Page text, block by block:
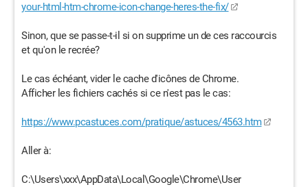
your-html-htm-chrome-icon-change-heres-the-fix/
Sinon, que se passe-t-il si on supprime un de ces raccourcis
et qu'on le recrée?
Le cas échéant, vider le cache d'icônes de Chrome.
Afficher les fichiers cachés si ce n'est pas le cas:
https://www.pcastuces.com/pratique/astuces/4563.htm
Aller à:
C:\Users\xxx\AppData\Local\Google\Chrome\User